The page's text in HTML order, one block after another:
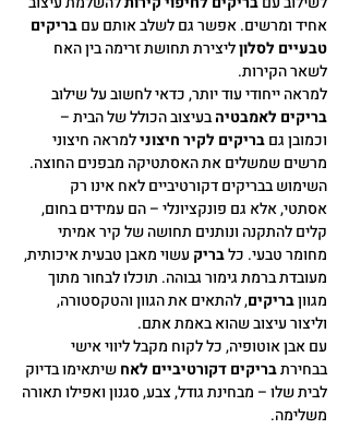
אחיד ומרשים. אפשר גם לשלב אותם עםבריקים
טבעיים לסלוןליצירת תחושת זרימה בין האח
לשאר הקירות.
למראה ייחודי עוד יותר, כדאי לחשוב על שילוב
בריקים לאמבטיהבעיצוב הכולל של הבית –
וכמובן גםבריקים לקיר חיצונילמראה חיצוני
מרשים שמשלים את האסתטיקה מבפנים החוצה.
השימוש בבריקים דקורטיביים לאח אינו רק
אסתטי, אלא גם פונקציונלי – הם עמידים בחום,
קלים להתקנה ונותנים תחושה של קיר אמיתי
מחומר טבעי. כלבריק עשוי מאבן טבעית איכותית,
מעובדת ברמת גימור גבוהה. תוכלו לבחור מתוך
מגווןבריקים, להתאים את הגוון והטקסטורה,
וליצור עיצוב שהוא באמת אתם.
עם אבן אוטופיה, כל לקוח מקבל ליווי אישי
בבחירתבריקים דקורטיביים לאחשיתאימו בדיוק
לבית שלו – מבחינת גודל, צבע, סגנון ואפילו תאורה
משלימה.